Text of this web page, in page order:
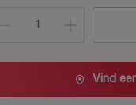
Vind